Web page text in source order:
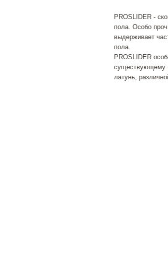
PROSLIDER -
пола. Особо
выдерживает
пола.
PROSLIDER
существующему
латунь,